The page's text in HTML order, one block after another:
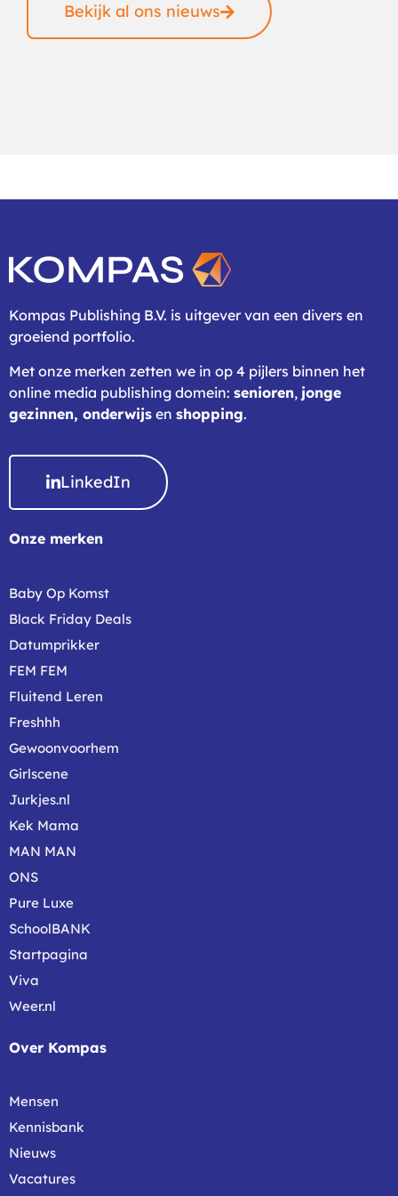
Bekijk al ons nieuws
Kompas Publishing B.V. is uitgever van een divers en
groeiend portfolio.
Met onze merken zetten we in op 4 pijlers binnen het
online media publishing domein: senioren, jonge
gezinnen, onderwijs en shopping.
LinkedIn
Onze merken
Baby Op Komst
Black Friday Deals
Datumprikker
FEM FEM
Fluitend Leren
Freshhh
Gewoonvoorhem
Girlscene
Jurkjes.nl
Kek Mama
MAN MAN
ONS
Pure Luxe
SchoolBANK
Startpagina
Viva
Weer.nl
Over Kompas
Mensen
Kennisbank
Nieuws
Vacatures